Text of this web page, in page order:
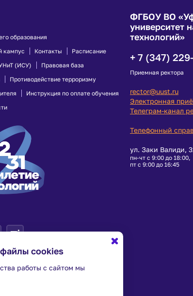
образования
кампус
Контакты
Расписание
(ИСУ)
Правовая база
Противодействие терроризму
Инструкция по оплате обучения
ФГБОУ ВО
университет
технологий»
+ 7 (347)
Приемная ректора
rector@uust.ru
Электронная
Телеграм-канал
Телефонный
ул. Заки Валиди,
пн-чт с 9:00 до 18:00,
пт с 9:00 до 16:45
cookies
работы с сайтом мы